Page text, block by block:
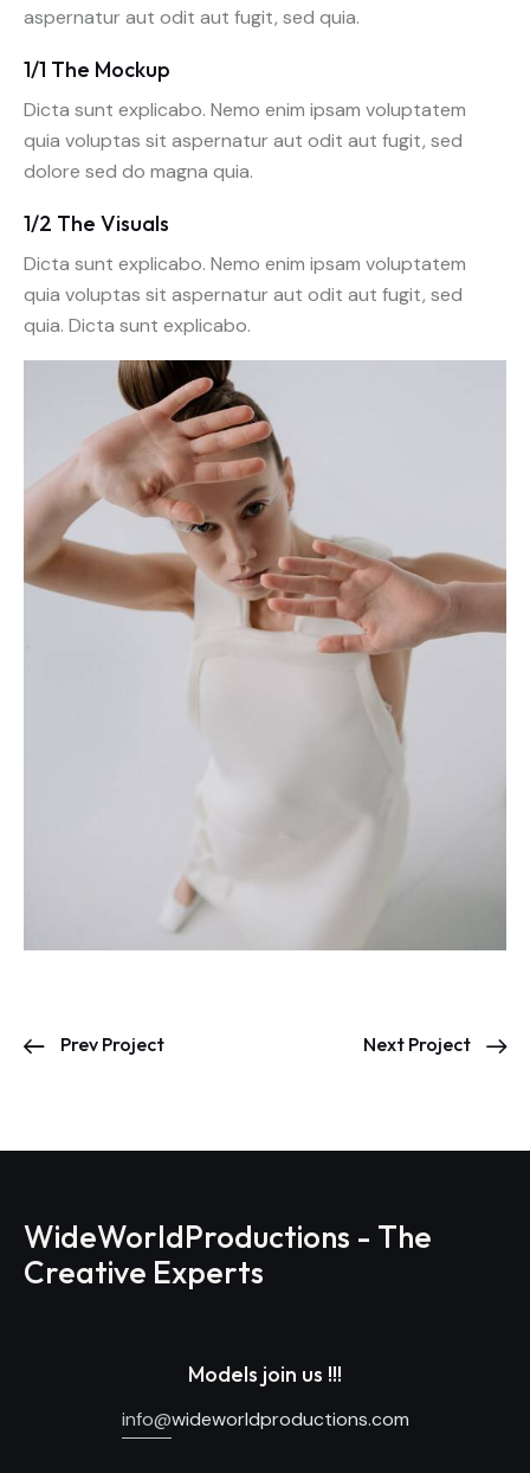
aspernatur aut odit aut fugit, sed quia.
1/1 The Mockup
Dicta sunt explicabo. Nemo enim ipsam voluptatem
quia voluptas sit aspernatur aut odit aut fugit, sed
dolore sed do magna quia.
1/2 The Visuals
Dicta sunt explicabo. Nemo enim ipsam voluptatem
quia voluptas sit aspernatur aut odit aut fugit, sed
quia. Dicta sunt explicabo.
Prev Project Next Project
WideWorldProductions - The
Creative Experts
Models join us !!!
info@wideworldproductions.com